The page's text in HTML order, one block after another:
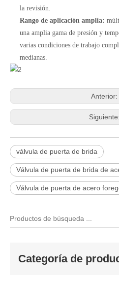
la revisión.
Rango de aplicación amplia:
una amplia gama de presión y
varias condiciones de trabajo
medianas.
Anterior:
Siguiente:
válvula de puerta de brida
Válvula de puerta de brida de
Válvula de puerta de acero
Categoría de
2026-06-25
Válvula de compuerta de bronce, níquel y aluminio C95800: diseño técnico,